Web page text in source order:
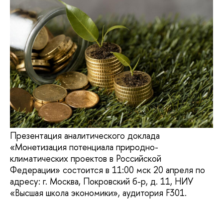
Презентация аналитического доклада
«Монетизация потенциала природно-
климатических проектов в Российской
Федерации» состоится в 11:00 мск 20 апреля по
адресу: г. Москва, Покровский б-р, д. 11, НИУ
«Высшая школа экономики», аудитория F301.